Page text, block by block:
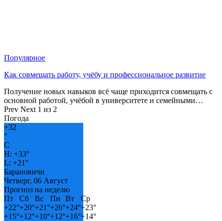
Популярное
Как совмещать работу, учёбу и профессиональное развитие
Получение новых навыков всё чаще приходится совмещать с
основной работой, учёбой в университете и семейными…
Prev Next 1 из 2
Погода
+32
°
C
H: +33°
L: +21°
Барановичи
Четверг, 06 Август
Прогноз на неделю
Пт
Сб Вс Пн Вт
Ср
+22°+20°+21°+26°+24°+23°
+15°+12°+10°+12°+16°+14°